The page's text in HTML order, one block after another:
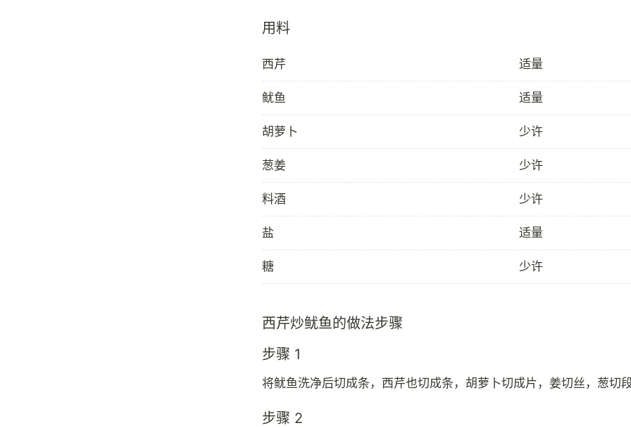
用料
西芹 适量
鱿鱼 适量
胡萝卜 少许
葱姜 少许
料酒 少许
盐 适量
糖 少许
西芹炒鱿鱼的做法步骤
步骤 1
将鱿鱼洗净后切成条，西芹也切成条，胡萝卜切成片，姜切丝，葱切
步骤 2